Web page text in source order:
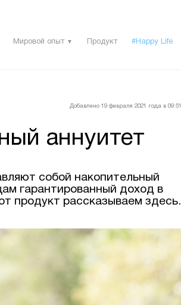
Мировой опыт ▼ Продукт #Happy Life
Добавлено 19 февраля 2021 года в 09:51
аннуитет
собой накопительный
гарантированный доход в
продукт рассказываем здесь.